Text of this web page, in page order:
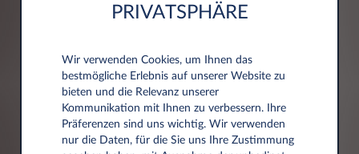
Adressdaten
Postleitzahl*
PRIVATSPHÄRE
Wir verwenden Cookies, um Ihnen das
bestmögliche Erlebnis auf unserer Website zu
bieten und die Relevanz unserer
Kommunikation mit Ihnen zu verbessern. Ihre
Präferenzen sind uns wichtig. Wir verwenden
nur die Daten, für die Sie uns Ihre Zustimmung